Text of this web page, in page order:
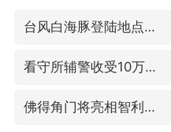
台风白海豚登陆地点更新
看守所辅警收受10万获刑1年
佛得角门将亮相智利俱乐部主场